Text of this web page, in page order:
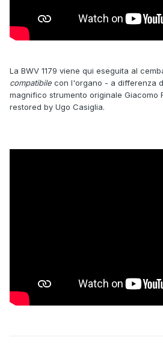
La BWV 1179 viene qui eseguita al
compatibile con l'organo - a differenza
magnifico strumento originale Giacomo
restored by Ugo Casiglia.